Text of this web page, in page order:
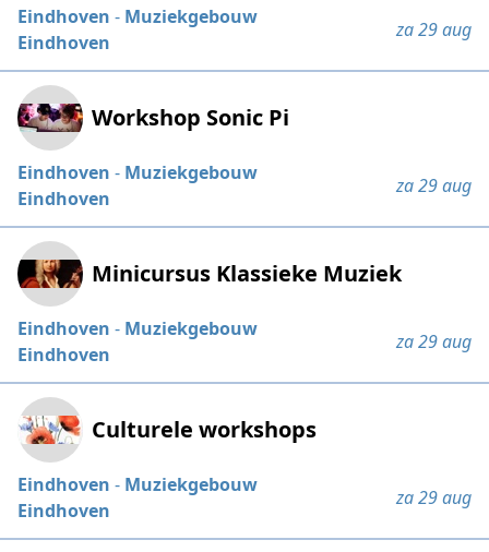
Eindhoven - Muziekgebouw
Eindhoven
za 29 aug
Workshop Sonic Pi
Eindhoven - Muziekgebouw
Eindhoven
za 29 aug
Minicursus Klassieke Muziek
Eindhoven - Muziekgebouw
Eindhoven
za 29 aug
Culturele workshops
Eindhoven - Muziekgebouw
Eindhoven
za 29 aug